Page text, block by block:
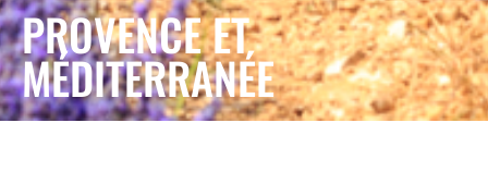
PROVENCE ET
MÉDITERRANÉE